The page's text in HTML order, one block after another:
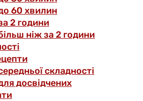
60 хвилин
2 години
ніж за 2 години
складності
досвідчених